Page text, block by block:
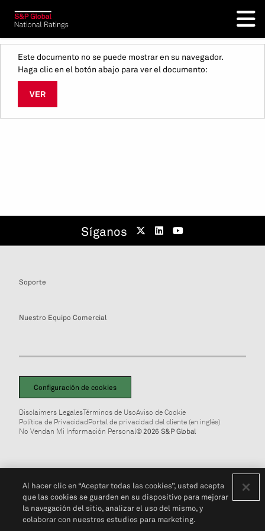
Este documento no se puede mostrar en su navegador.
Haga clic en el botón abajo para ver el documento:
VER
Síganos
Soporte
Nuestro Equipo Comercial
Configuración de cookies
Disclaimers LegalesTérminos de UsoAviso de Cookie
Política de PrivacidadPortal de privacidad del cliente (en inglés)
No Vendan Mi Información Personal© 2026 S&P Global
Al hacer clic en “Aceptar todas las cookies”, usted acepta
que las cookies se guarden en su dispositivo para mejorar
la navegación del sitio, analizar el uso del mismo, y
colaborar con nuestros estudios para marketing.